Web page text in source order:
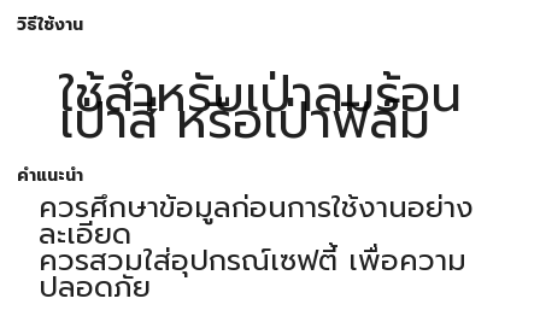
วิธีใช้งาน
ใช้สำหรับเป่าลมร้อน
เป่าสี หรือเป่าฟิล์ม
คำแนะนำ
ควรศึกษาข้อมูลก่อนการใช้งานอย่าง
ละเอียด
ควรสวมใส่อุปกรณ์เซฟตี้ เพื่อความ
ปลอดภัย